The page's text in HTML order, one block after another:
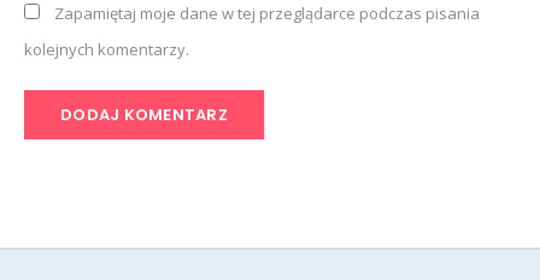
Zapamiętaj moje dane w tej przeglądarce podczas pisania
kolejnych komentarzy.